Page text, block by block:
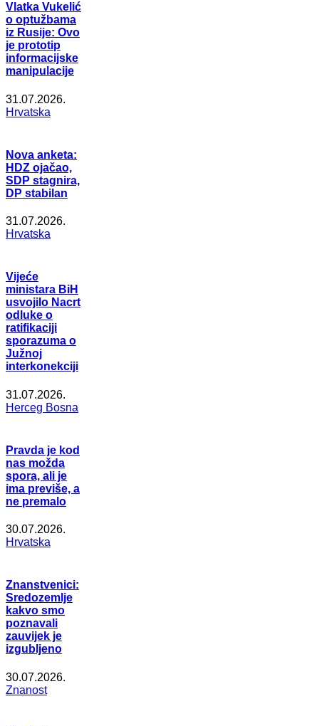
Vlatka Vukelić
o optužbama
iz Rusije: Ovo
je prototip
informacijske
manipulacije
31.07.2026.
Hrvatska
Nova anketa:
HDZ ojačao,
SDP stagnira,
DP stabilan
31.07.2026.
Hrvatska
Vijeće
ministara BiH
usvojilo Nacrt
odluke o
ratifikaciji
sporazuma o
Južnoj
interkonekciji
31.07.2026.
Herceg Bosna
Pravda je kod
nas možda
spora, ali je
ima previše, a
ne premalo
30.07.2026.
Hrvatska
Znanstvenici:
Sredozemlje
kakvo smo
poznavali
zauvijek je
izgubljeno
30.07.2026.
Znanost